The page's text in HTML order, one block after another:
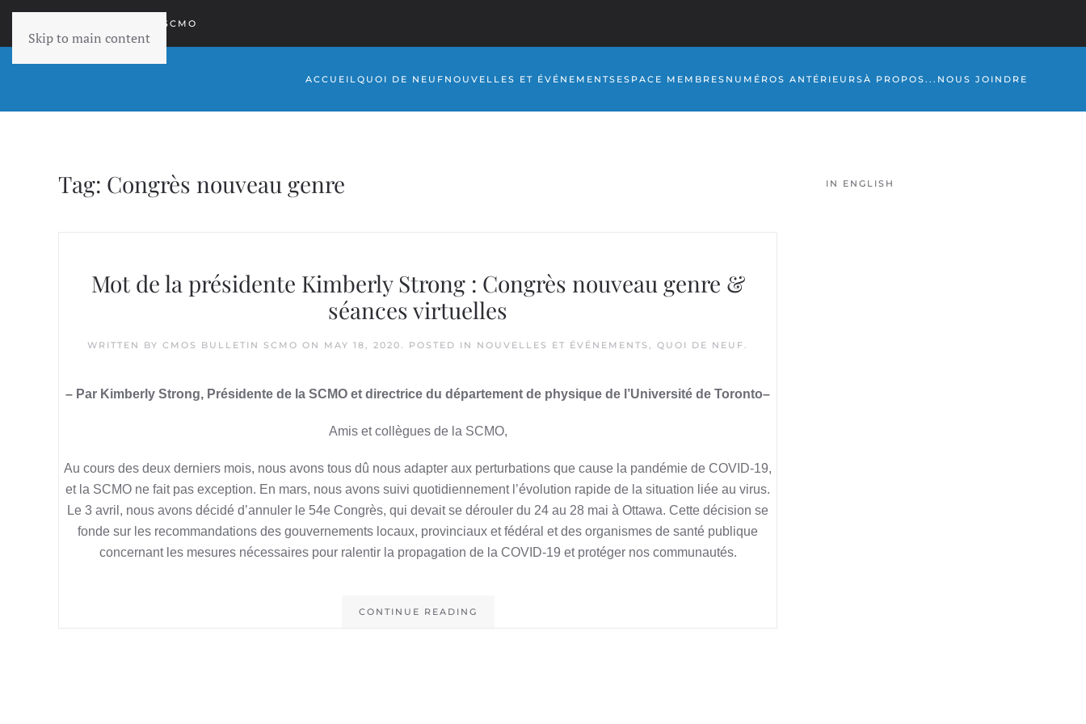
Skip to main content
RETOURNER À SCMO
ACCUEIL QUOI DE NEUF NOUVELLES ET ÉVÉNEMENTS ESPACE MEMBRES NUMÉROS ANTÉRIEURSÀ PROPOS... NOUS JOINDRE
Tag: Congrès nouveau genre
Mot de la présidente Kimberly Strong : Congrès nouveau genre &
séances virtuelles
WRITTEN BY CMOS BULLETIN SCMO ON MAY 18, 2020. POSTED IN NOUVELLES ET ÉVÉNEMENTS , QUOI DE NEUF.
– Par Kimberly Strong, Présidente de la SCMO et directrice du département de physique de l’Université de Toronto–
Amis et collègues de la SCMO,
Au cours des deux derniers mois, nous avons tous dû nous adapter aux perturbations que cause la pandémie de COVID-19,
et la SCMO ne fait pas exception. En mars, nous avons suivi quotidiennement l’évolution rapide de la situation liée au virus.
Le 3 avril, nous avons décidé d’annuler le 54e Congrès, qui devait se dérouler du 24 au 28 mai à Ottawa. Cette décision se
fonde sur les recommandations des gouvernements locaux, provinciaux et fédéral et des organismes de santé publique
concernant les mesures nécessaires pour ralentir la propagation de la COVID-19 et protéger nos communautés.
CONTINUE READING
IN ENGLISH